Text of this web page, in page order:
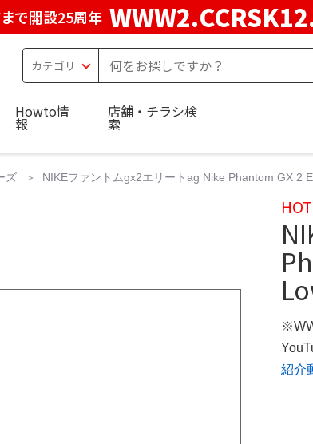
で開設25周年
Howto情
報
店舗・チラシ検
索
ズ NIKEファントムgx2エリートag Nike Phantom GX 2
紹介